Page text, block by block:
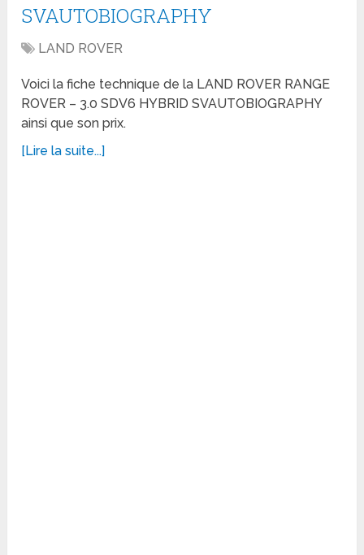
SVAUTOBIOGRAPHY
LAND ROVER
Voici la fiche technique de la LAND ROVER RANGE
ROVER – 3.0 SDV6 HYBRID SVAUTOBIOGRAPHY
ainsi que son prix.
[Lire la suite...]